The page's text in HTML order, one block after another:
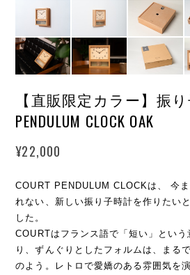
【直販限定カラー】振り
PENDULUM CLOCK OAK
¥22,000
COURT PENDULUM CLOCKは、 今
れない、新しい振り子時計を作りたい
した。
COURTはフランス語で「短い」とい
り、ずんぐりとしたフォルムは、まる
のよう。レトロで愛嬌のある雰囲気を演